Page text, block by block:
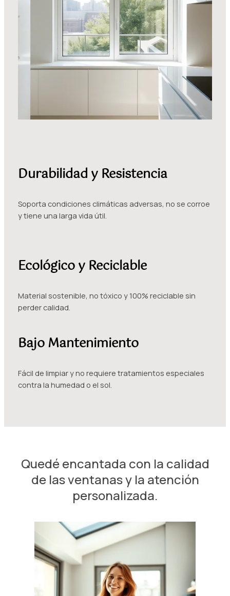
Durabilidad y Resistencia
Soporta condiciones climáticas adversas, no se corroe
y tiene una larga vida útil.
Ecológico y Reciclable
Material sostenible, no tóxico y 100% reciclable sin
perder calidad.
Bajo Mantenimiento
Fácil de limpiar y no requiere tratamientos especiales
contra la humedad o el sol.
Quedé encantada con la calidad
de las ventanas y la atención
personalizada.